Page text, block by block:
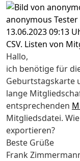
anonymous Tester
13.06.2023 09:13
CSV. Listen von
Hallo,
ich benötige für
Geburtstagskarte
lange
entsprechenden
Mitgliedsdatei.
exportieren?
Beste Grüße
Frank